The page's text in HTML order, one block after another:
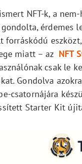
NFT-k, a
érdemes
miatt – az NFT
csak le
Gondolva
csatornájára
Starter Kit